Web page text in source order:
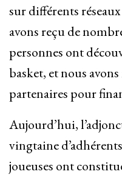
sur différents
avons reçu de
personnes ont
basket, et nous
partenaires pour
Aujourd’hui,
vingtaine
joueuses ont